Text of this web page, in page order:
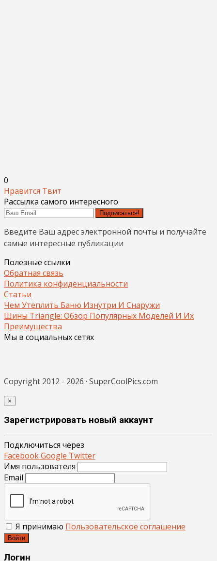
0
Нравится Твит
Рассылка самого интересного
Подписаться!
Введите Ваш адрес электронной почты и получайте
самые интересные публикации
Полезные ссылки
Обратная связь
Политика конфиденциальности
Статьи
Чем Утеплить Баню Изнутри И Снаружи
Шины Triangle: Обзор Популярных Моделей И Их
Преимущества
Мы в социальных сетях
Copyright 2012 - 2026 · SuperCoolPics.com
×
Зарегистрировать новый аккаунт
Подключиться через
FacebookGoogle Twitter
Имя пользователя
Email
Я принимаю Пользовательское соглашение
Войти
Логин